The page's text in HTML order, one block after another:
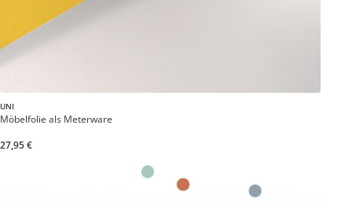
UNI
Möbelfolie als Meterware
27,95 €